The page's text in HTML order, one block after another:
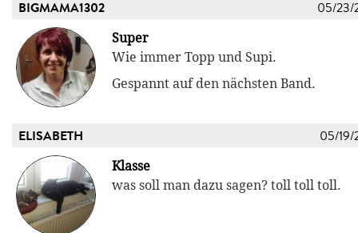
BIGMAMA1302 05/23/
Super
Wie immer Topp und Supi.
Gespannt auf den nächsten Band.
ELISABETH 05/19/
Klasse
was soll man dazu sagen? toll toll toll.